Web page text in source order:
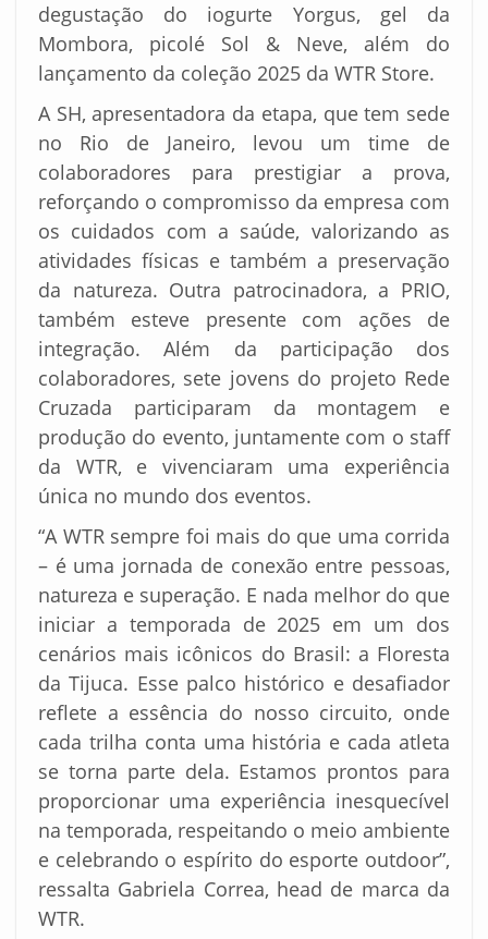
degustação do iogurte Yorgus, gel da
Mombora, picolé Sol & Neve, além do
lançamento da coleção 2025 da WTR Store.
A SH, apresentadora da etapa, que tem sede
no Rio de Janeiro, levou um time de
colaboradores para prestigiar a prova,
reforçando o compromisso da empresa com
os cuidados com a saúde, valorizando as
atividades físicas e também a preservação
da natureza. Outra patrocinadora, a PRIO,
também esteve presente com ações de
integração. Além da participação dos
colaboradores, sete jovens do projeto Rede
Cruzada participaram da montagem e
produção do evento, juntamente com o staff
da WTR, e vivenciaram uma experiência
única no mundo dos eventos.
“A WTR sempre foi mais do que uma corrida
– é uma jornada de conexão entre pessoas,
natureza e superação. E nada melhor do que
iniciar a temporada de 2025 em um dos
cenários mais icônicos do Brasil: a Floresta
da Tijuca. Esse palco histórico e desafiador
reflete a essência do nosso circuito, onde
cada trilha conta uma história e cada atleta
se torna parte dela. Estamos prontos para
proporcionar uma experiência inesquecível
na temporada, respeitando o meio ambiente
e celebrando o espírito do esporte outdoor”,
ressalta Gabriela Correa, head de marca da
WTR.